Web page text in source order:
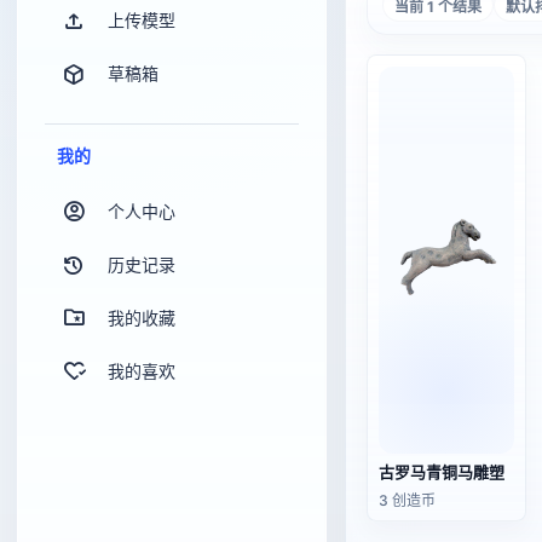
上传模型
草稿箱
我的
个人中心
历史记录
我的收藏
我的喜欢
当前 1 个结果 默认
古罗马青铜马雕塑
3 创造币